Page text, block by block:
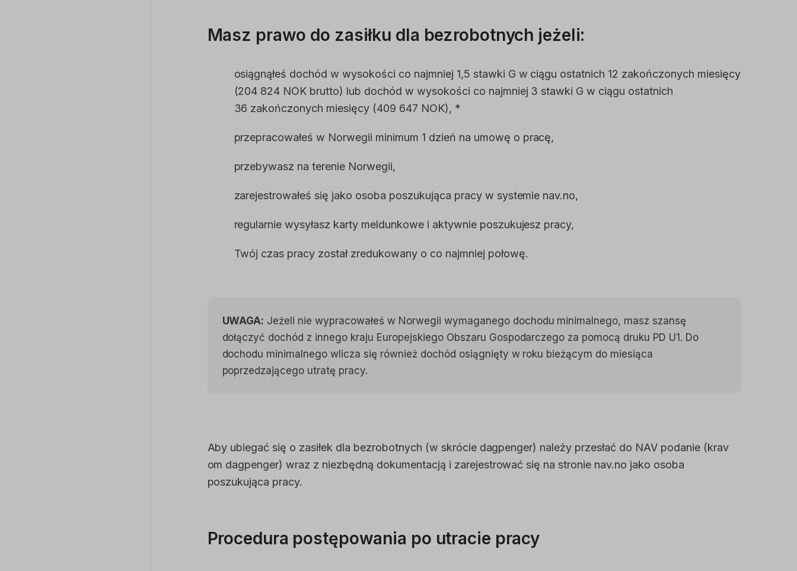
Masz prawo do zasiłku dla bezrobotnych jeżeli:
osiągnąłeś dochód w wysokości co najmniej 1,5 stawki G w ciągu ostatnich 12 zakończonych miesięcy
(204 824 NOK brutto) lub dochód w wysokości co najmniej 3 stawki G w ciągu ostatnich
36 zakończonych miesięcy (409 647 NOK), *
przepracowałeś w Norwegii minimum 1 dzień na umowę o pracę,
przebywasz na terenie Norwegii,
zarejestrowałeś się jako osoba poszukująca pracy w systemie nav.no,
regularnie wysyłasz karty meldunkowe i aktywnie poszukujesz pracy,
Twój czas pracy został zredukowany o co najmniej połowę.
UWAGA: Jeżeli nie wypracowałeś w Norwegii wymaganego dochodu minimalnego, masz szansę
dołączyć dochód z innego kraju Europejskiego Obszaru Gospodarczego za pomocą druku PD U1. Do
dochodu minimalnego wlicza się również dochód osiągnięty w roku bieżącym do miesiąca
poprzedzającego utratę pracy.
Aby ubiegać się o zasiłek dla bezrobotnych (w skrócie dagpenger) należy przesłać do NAV podanie (krav
om dagpenger) wraz z niezbędną dokumentacją i zarejestrować się na stronie nav.no jako osoba
poszukująca pracy.
Procedura postępowania po utracie pracy